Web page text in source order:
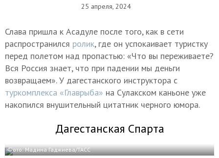
25 апреля, 2024
Слава пришла к Асадуле после того, как в сети
распространился ролик, где он успокаивает туристку
перед полетом над пропастью: «Что вы переживаете?
Вся Россия знает, что при падении мы деньги
возвращаем». У дагестанского инструктора с
туркомплекса «Главрыба» на Сулакском каньоне уже
накопился внушительный цитатник черного юмора.
Дагестанская Спарта
Фото: Мадина Гаджиева/ТАСС